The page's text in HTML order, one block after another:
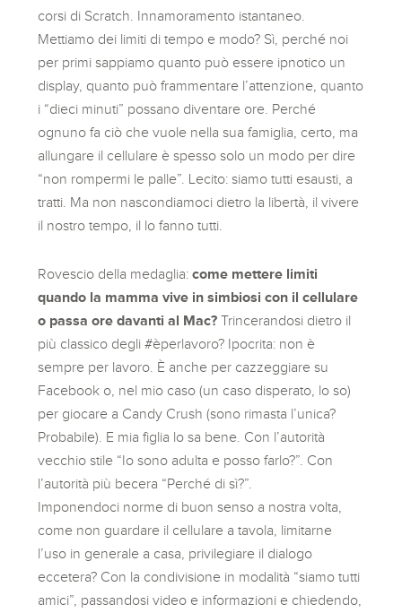
corsi di Scratch. Innamoramento istantaneo.
Mettiamo dei limiti di tempo e modo? Sì, perché noi
per primi sappiamo quanto può essere ipnotico un
display, quanto può frammentare l’attenzione, quanto
i “dieci minuti” possano diventare ore. Perché
ognuno fa ciò che vuole nella sua famiglia, certo, ma
allungare il cellulare è spesso solo un modo per dire
“non rompermi le palle”. Lecito: siamo tutti esausti, a
tratti. Ma non nascondiamoci dietro la libertà, il vivere
il nostro tempo, il lo fanno tutti.
Rovescio della medaglia:come mettere limiti
quando la mamma vive in simbiosi con il cellulare
o passa ore davanti al Mac? Trincerandosi dietro il
più classico degli #èperlavoro? Ipocrita: non è
sempre per lavoro. È anche per cazzeggiare su
Facebook o, nel mio caso (un caso disperato, lo so)
per giocare a Candy Crush (sono rimasta l’unica?
Probabile). E mia figlia lo sa bene. Con l’autorità
vecchio stile “Io sono adulta e posso farlo?”. Con
l’autorità più becera “Perché di sì?”.
Imponendoci norme di buon senso a nostra volta,
come non guardare il cellulare a tavola, limitarne
l’uso in generale a casa, privilegiare il dialogo
eccetera? Con la condivisione in modalità “siamo tutti
amici”, passandosi video e informazioni e chiedendo,